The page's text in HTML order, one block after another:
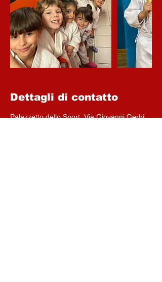
Dettagli di contatto
Palazzetto dello Sport, Via Giovanni Gerbi,